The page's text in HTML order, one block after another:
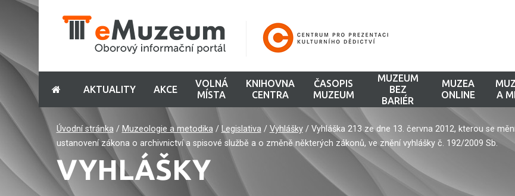
AKTUALITY AKCE
VOLNÁ
MÍSTA
KNIHOVNA
CENTRA
ČASOPIS
MUZEUM
MUZEUM
BEZ
BARIÉR
MUZEA
ONLINE
A
Úvodní stránka/ Muzeologie a metodika/ Legislativa/ Vyhlášky/ Vyhláška 213 ze dne 13. června 2012, kterou se
ustanovení zákona o archivnictví a spisové službě a o změně některých zákonů, ve znění vyhlášky č. 192/2009 Sb.
VYHLÁŠKY